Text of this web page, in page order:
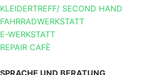
KLEIDERTREFF/ SECOND HAND
FAHRRADWERKSTATT
E-WERKSTATT
REPAIR CAFÈ
SPRACHE UND BERATUNG